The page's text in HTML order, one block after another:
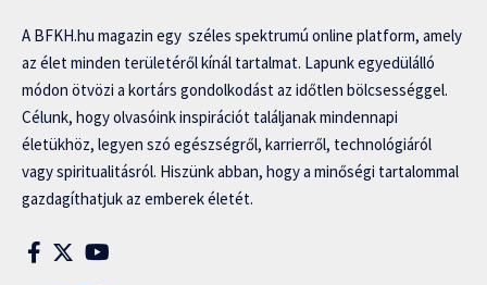
A BFKH.hu magazin egy széles spektrumú online platform, amely
az élet minden területéről kínál tartalmat. Lapunk egyedülálló
módon ötvözi a kortárs gondolkodást az időtlen bölcsességgel.
Célunk, hogy olvasóink inspirációt találjanak mindennapi
életükhöz, legyen szó egészségről, karrierről, technológiáról
vagy spiritualitásról. Hiszünk abban, hogy a minőségi tartalommal
gazdagíthatjuk az emberek életét.